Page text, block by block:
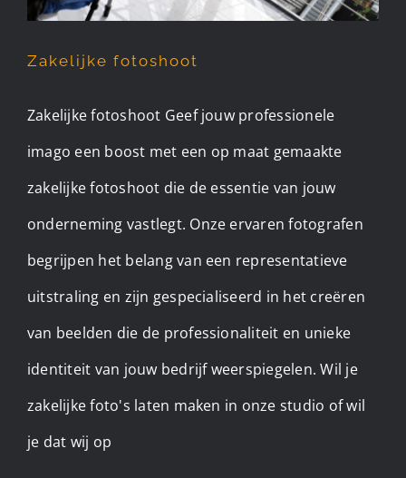
Zakelijke fotoshoot
Zakelijke fotoshoot Geef jouw professionele
imago een boost met een op maat gemaakte
zakelijke fotoshoot die de essentie van jouw
onderneming vastlegt. Onze ervaren fotografen
begrijpen het belang van een representatieve
uitstraling en zijn gespecialiseerd in het creëren
van beelden die de professionaliteit en unieke
identiteit van jouw bedrijf weerspiegelen. Wil je
zakelijke foto's laten maken in onze studio of wil
je dat wij op